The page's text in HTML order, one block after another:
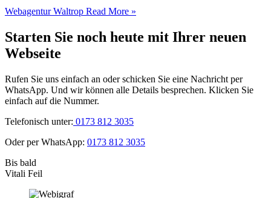
Webagentur Waltrop Read More »
Starten Sie noch heute mit Ihrer neuen
Webseite
Rufen Sie uns einfach an oder schicken Sie eine Nachricht per
WhatsApp. Und wir können alle Details besprechen. Klicken Sie
einfach auf die Nummer.
Telefonisch unter: 0173 812 3035
Oder per WhatsApp: 0173 812 3035
Bis bald
Vitali Feil